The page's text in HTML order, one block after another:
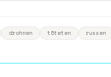
drohnen töteten russen